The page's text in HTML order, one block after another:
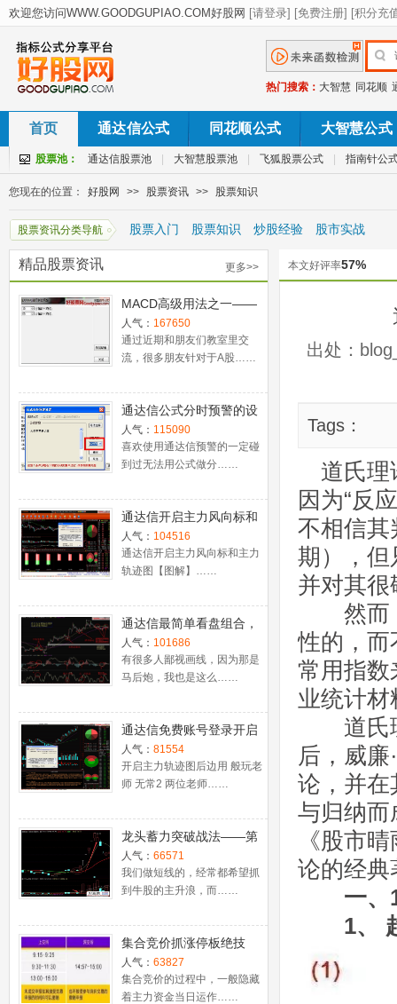
热门搜索： 大智慧 同花顺
首页 通达信公式 同花顺公式 大智慧公式
股票池： 通达信股票池 大智慧股票池 飞狐股票公式 指南针公
您现在的位置： 好股网 >> 股票资讯 >> 股票知识
股票资讯分类导航 股票入门 股票知识 炒股经验 股市实战
精品股票资讯 更多>>
MACD高级用法之一——
稳健买入法+2点卖出法
人气： 167650
通过近期和朋友们教室里交
流，很多朋友针对于A股……
通达信公式分时预警的设
置
人气： 115090
喜欢使用通达信预警的一定碰
到过无法用公式做分……
通达信开启主力风向标和
主力轨迹图【图解】
人气： 104516
通达信开启主力风向标和主力
轨迹图【图解】……
通达信最简单看盘组合，
抓强势股双头的超短线盈
利－－之五（均线战法找
心脏）
人气： 101686
有很多人鄙视画线，因为那是
马后炮，我也是这么……
通达信免费账号登录开启
十档框和调用主力监控教
程
人气： 81554
开启主力轨迹图后边用 般玩老
师 无常2 两位老师……
龙头蓄力突破战法——第
一时间介入牛股主升浪捕
捉涨停板的技巧（图解）
人气： 66571
我们做短线的，经常都希望抓
到牛股的主升浪，而……
集合竞价抓涨停板绝技
（附公式源码）
人气： 63827
集合竞价的过程中，一般隐藏
着主力资金当日运作……
本文好评率57%
出处：
Tags：
道氏理
因为“反
不相信其
期），但
并对其很
然而，
性的，而
常用指数
业统计材
道氏理
后，威廉
论，并在
与归纳而
《股市
论的经典
一、
1、 趋